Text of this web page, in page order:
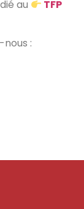
au
TFP
: